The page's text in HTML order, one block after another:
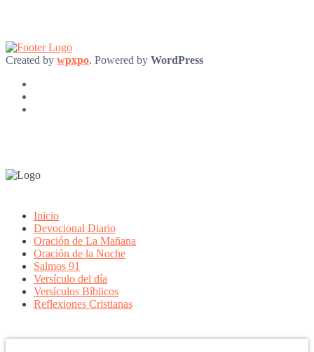
Created by wpxpo. Powered by WordPress
Inicio
Devocional Diario
Oración de La Mañana
Oración de la Noche
Salmos 91
Versículo del día
Versículos Bíblicos
Reflexiones Cristianas